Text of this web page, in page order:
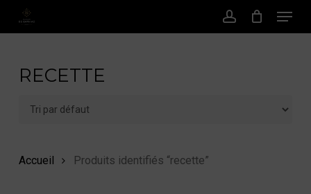
Passer
principal
Compte
Menu
RECETTE
Accueil Produits identifiés “recette”